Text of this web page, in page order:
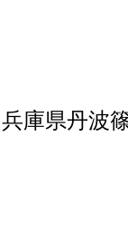
庫県丹波